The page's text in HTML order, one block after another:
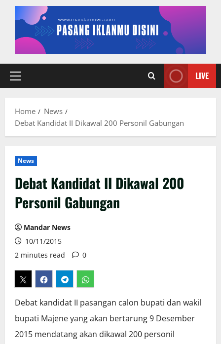
Primary
LIVE
Home
News
Debat Kandidat II Dikawal 200 Personil Gabungan
News
Debat Kandidat II Dikawal 200
Personil Gabungan
Mandar News
10/11/2015
2 minutes read
0
Debat kandidat II pasangan calon bupati dan wakil
bupati Majene yang akan bertarung 9 Desember
2015 mendatang akan dikawal 200 personil